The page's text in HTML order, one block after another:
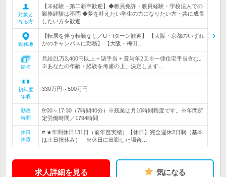
対象と
なる方
【未経験・第二新卒歓迎】◆教員免許・教員経験・学校法人での
勤務経験は不問 ◆夢を叶えたい学生の力になりたい方・共に成長
したい方を歓迎
勤務地
【転居を伴う転勤なし／U・Iターン歓迎】 【大阪・京都のいずれ
かのキャンパスに勤務】 【大阪・梅田…
給与
月給21万3,400円以上 + 諸手当 + 賞与年2回※一律住宅手当含む。
※あなたの年齢・経験を考慮の上、決定します…
初年度
年収
330万円～500万円
勤務
時間
9:00～17:30（7時間40分）※残業は月10時間程度です。※年間所
定労働時間／1794時間
休日
休暇
# ★年間休日131日（前年度実績）【休日】完全週休2日制（基本
は土日祝休み） ※休日に出勤した場合…
求人詳細を見る 気になる